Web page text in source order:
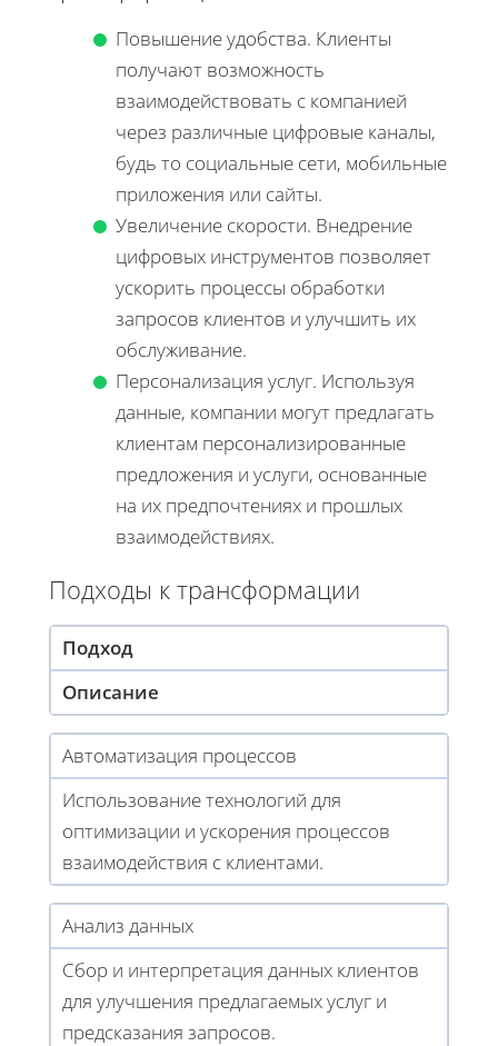
Повышение удобства. Клиенты
получают возможность
взаимодействовать с компанией
через различные цифровые каналы,
будь то социальные сети, мобильные
приложения или сайты.
Увеличение скорости. Внедрение
цифровых инструментов позволяет
ускорить процессы обработки
запросов клиентов и улучшить их
обслуживание.
Персонализация услуг. Используя
данные, компании могут предлагать
клиентам персонализированные
предложения и услуги, основанные
на их предпочтениях и прошлых
взаимодействиях.
Подходы к трансформации
Подход
Описание
Автоматизация процессов
Использование технологий для
оптимизации и ускорения процессов
взаимодействия с клиентами.
Анализ данных
Сбор и интерпретация данных клиентов
для улучшения предлагаемых услуг и
предсказания запросов.